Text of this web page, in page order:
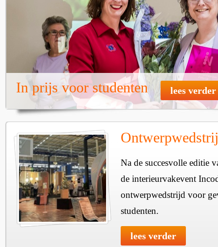
In prijs voor studenten lees verder
Na de succesvolle editie
de interieurvakevent
ontwerpwedstrijd voor
studenten.
lees verder